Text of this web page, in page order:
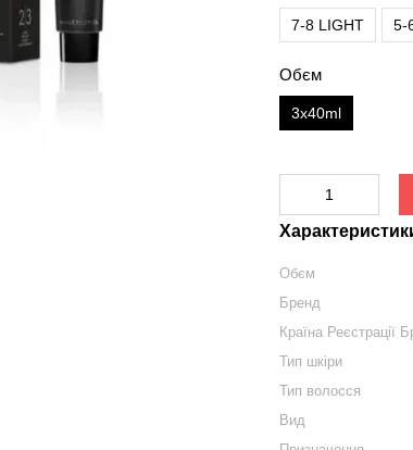
7-8 LIGHT 5-
Обєм
3x40ml
Обєм
Бренд
Країна Реєстрації
Тип шкіри
Тип волосся
Вид